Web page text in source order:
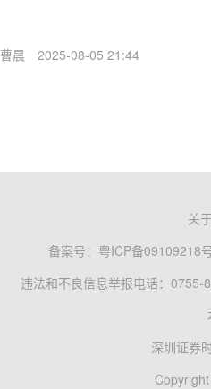
曹晨 2025-08-05 21:44
关
备案号： 粤ICP备09109218
违法和不良信息举报电话：0755-
深圳证券